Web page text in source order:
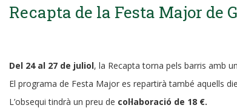
Recapta de la Festa Major de
Del 24 al 27 de juliol, la Recapta torna pels barris amb
El programa de Festa Major es repartirà també aquells
L’obsequi tindrà un preu de col·laboració de 18 €.